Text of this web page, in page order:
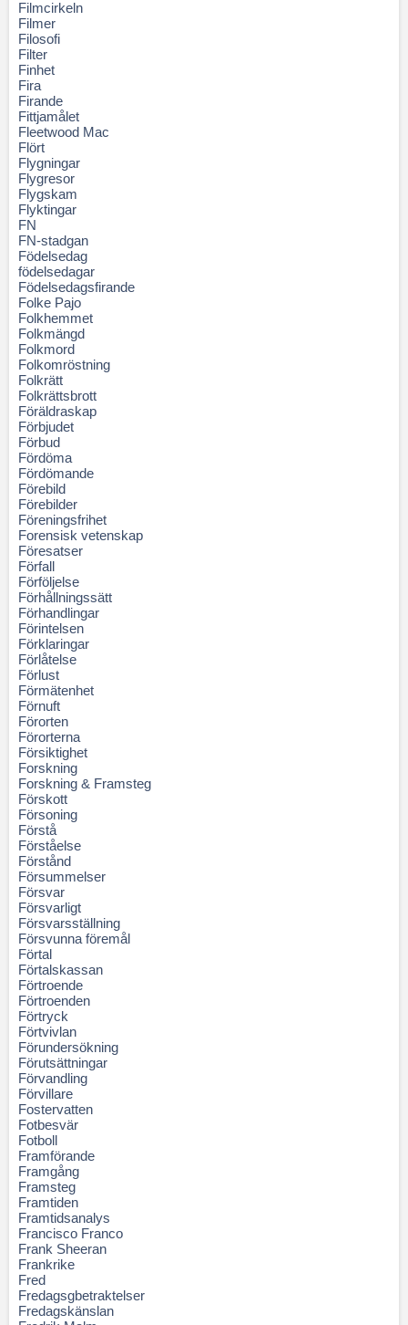
Filmcirkeln
Filmer
Filosofi
Filter
Finhet
Fira
Firande
Fittjamålet
Fleetwood Mac
Flört
Flygningar
Flygresor
Flygskam
Flyktingar
FN
FN-stadgan
Födelsedag
födelsedagar
Födelsedagsfirande
Folke Pajo
Folkhemmet
Folkmängd
Folkmord
Folkomröstning
Folkrätt
Folkrättsbrott
Föräldraskap
Förbjudet
Förbud
Fördöma
Fördömande
Förebild
Förebilder
Föreningsfrihet
Forensisk vetenskap
Föresatser
Förfall
Förföljelse
Förhållningssätt
Förhandlingar
Förintelsen
Förklaringar
Förlåtelse
Förlust
Förmätenhet
Förnuft
Förorten
Förorterna
Försiktighet
Forskning
Forskning & Framsteg
Förskott
Försoning
Förstå
Förståelse
Förstånd
Försummelser
Försvar
Försvarligt
Försvarsställning
Försvunna föremål
Förtal
Förtalskassan
Förtroende
Förtroenden
Förtryck
Förtvivlan
Förundersökning
Förutsättningar
Förvandling
Förvillare
Fostervatten
Fotbesvär
Fotboll
Framförande
Framgång
Framsteg
Framtiden
Framtidsanalys
Francisco Franco
Frank Sheeran
Frankrike
Fred
Fredagsgbetraktelser
Fredagskänslan